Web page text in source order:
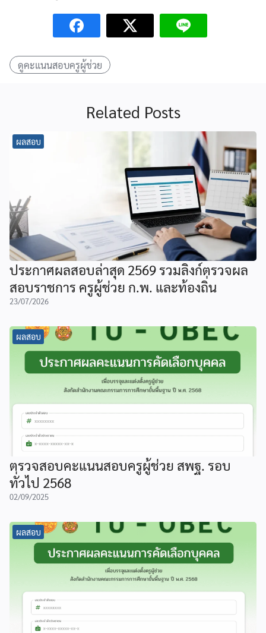
ดูคะแนนสอบครูผู้ช่วย
Related Posts
ผลสอบ
ประกาศผลสอบล่าสุด 2569 รวมลิงก์ตรวจผล
สอบราชการ ครูผู้ช่วย ก.พ. และท้องถิ่น
23/07/2026
ผลสอบ
ตรวจสอบคะแนนสอบครูผู้ช่วย สพฐ. รอบ
ทั่วไป 2568
02/09/2025
ผลสอบ